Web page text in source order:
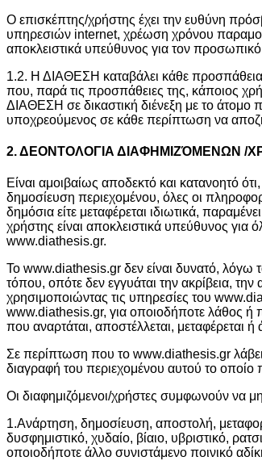
Ο επισκέπτης/χρήστης έχει την ευθύνη
υπηρεσιών internet, χρέωση χρόνου
αποκλειστικά υπεύθυνος για τον
1.2. Η ΔΙΑΘΕΣΗ καταβάλει κάθε προσπάθεια
που, παρά τις προσπάθειες της, κάποιος
ΔΙΑΘΕΣΗ σε δικαστική διένεξη με το άτομο
υποχρεούμενος σε κάθε περίπτωση να
2. ΔΕΟΝΤΟΛΟΓΙΑ ΔΙΑΦΗΜΙΖΌΜΕΝΩΝ /
Είναι αμοιβαίως αποδεκτό και κατανοητό
δημοσίευση περιεχομένου, όλες οι
δημόσια είτε μεταφέρεται ιδιωτικά,
χρήστης είναι αποκλειστικά υπεύθυνος
www.diathesis.gr.
Το www.diathesis.gr δεν είναι δυνατό, λόγω
τόπου, οπότε δεν εγγυάται την ακρίβεια, την
χρησιμοποιώντας τις υπηρεσίες του
www.diathesis.gr, για οποιοδήποτε λάθος ή
που αναρτάται, αποστέλλεται, μεταφέρεται
Σε περίπτωση πoυ το www.diathesis.gr λάβει
διαγραφή του περιεχομένου αυτού το οποίο
Οι διαφημιζόμενοι/χρήστες συμφωνούν να
1.Ανάρτηση, δημοσίευση, αποστολή,
δυσφημιστικό, χυδαίο, βίαιο, υβριστικό,
οποιοδήποτε άλλο συνιστάμενο ποινικό